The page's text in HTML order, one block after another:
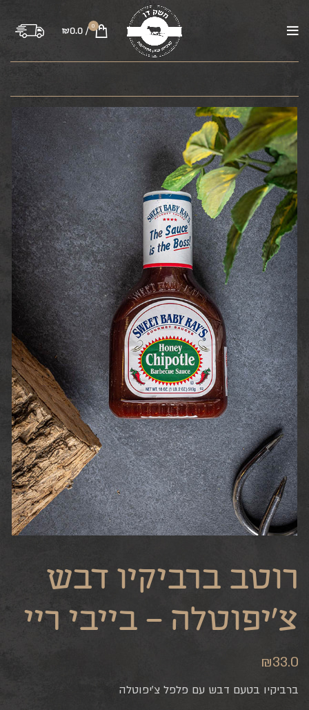
0
/
₪0.0
רוטב ברביקיו דבש
צ’יפוטלה – בייבי ריי
₪33.0
ברביקיו בטעם דבש עם פלפל צ’יפוטלה